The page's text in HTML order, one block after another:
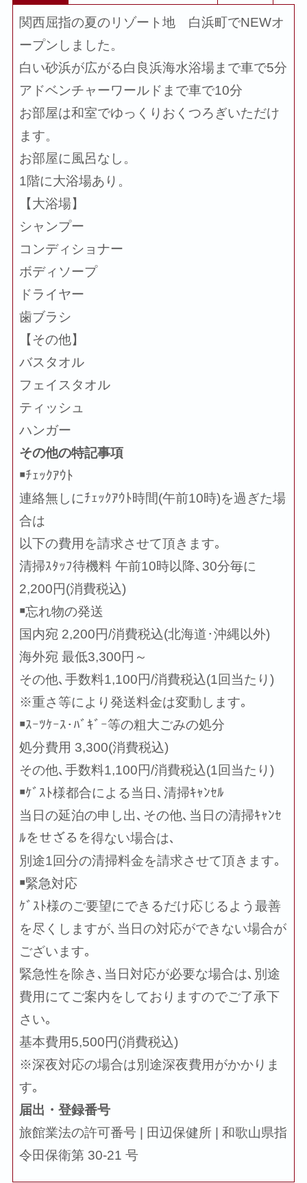
関西屈指の夏のリゾート地 白浜町でNEWオ
ープンしました。
白い砂浜が広がる白良浜海水浴場まで車で5分
アドベンチャーワールドまで車で10分
お部屋は和室でゆっくりおくつろぎいただけ
ます。
お部屋に風呂なし。
1階に大浴場あり。
【大浴場】
シャンプー
コンディショナー
ボディソープ
ドライヤー
歯ブラシ
【その他】
バスタオル
フェイスタオル
ティッシュ
ハンガー
その他の特記事項
￭ﾁｪｯｸｱｳﾄ
連絡無しにﾁｪｯｸｱｳﾄ時間(午前10時)を過ぎた場
合は
以下の費用を請求させて頂きます｡
清掃ｽﾀｯﾌ待機料 午前10時以降､30分毎に
2,200円(消費税込)
￭忘れ物の発送
国内宛 2,200円/消費税込(北海道･沖縄以外)
海外宛 最低3,300円～
その他､手数料1,100円/消費税込(1回当たり)
※重さ等により発送料金は変動します｡
￭ｽｰﾂｹｰｽ･ﾊﾞｷﾞｰ等の粗大ごみの処分
処分費用 3,300(消費税込)
その他､手数料1,100円/消費税込(1回当たり)
￭ｹﾞｽﾄ様都合による当日､清掃ｷｬﾝｾﾙ
当日の延泊の申し出､その他､当日の清掃ｷｬﾝｾ
ﾙをせざるを得ない場合は､
別途1回分の清掃料金を請求させて頂きます｡
￭緊急対応
ｹﾞｽﾄ様のご要望にできるだけ応じるよう最善
を尽くしますが､当日の対応ができない場合が
ございます｡
緊急性を除き､当日対応が必要な場合は､別途
費用にてご案内をしておりますのでご了承下
さい｡
基本費用5,500円(消費税込)
※深夜対応の場合は別途深夜費用がかかりま
す｡
届出・登録番号
旅館業法の許可番号 | 田辺保健所 | 和歌山県指
令田保衛第 30-21 号